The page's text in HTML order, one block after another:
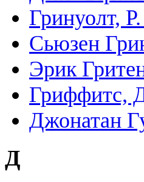
Гринуолт,
Сьюзен
Эрик
Гриффитс,
Джонатан
Д